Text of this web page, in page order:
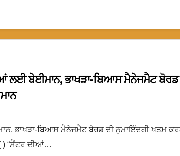
ਲਈ ਬੇਈਮਾਨ, ਭਾਖੜਾ-ਬਿਆਸ ਮੈਨੇਜਮੈਟ ਬੋਰਡ
ਭਾਖੜਾ-ਬਿਆਸ ਮੈਨੇਜਮੈਟ ਬੋਰਡ ਦੀ ਨੁਮਾਇੰਦਗੀ ਖਤਮ
) “ਸੈਂਟਰ ਦੀਆਂ…